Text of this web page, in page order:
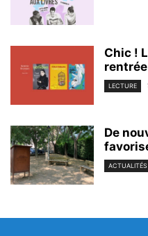
Chic !
LECTURE
De
ACTUALITÉS